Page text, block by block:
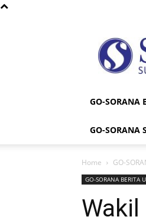
GO-SORANA
GO-SORANA
Home GO-
GO-SORANA BERITA